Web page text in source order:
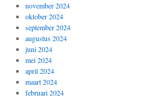
november 2024
oktober 2024
september 2024
augustus 2024
juni 2024
mei 2024
april 2024
maart 2024
februari 2024